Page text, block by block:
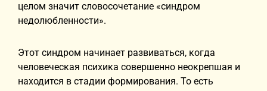
целом значит словосочетание «синдром
недолюбленности».
Этот синдром начинает развиваться, когда
человеческая психика совершенно неокрепшая и
находится в стадии формирования. То есть